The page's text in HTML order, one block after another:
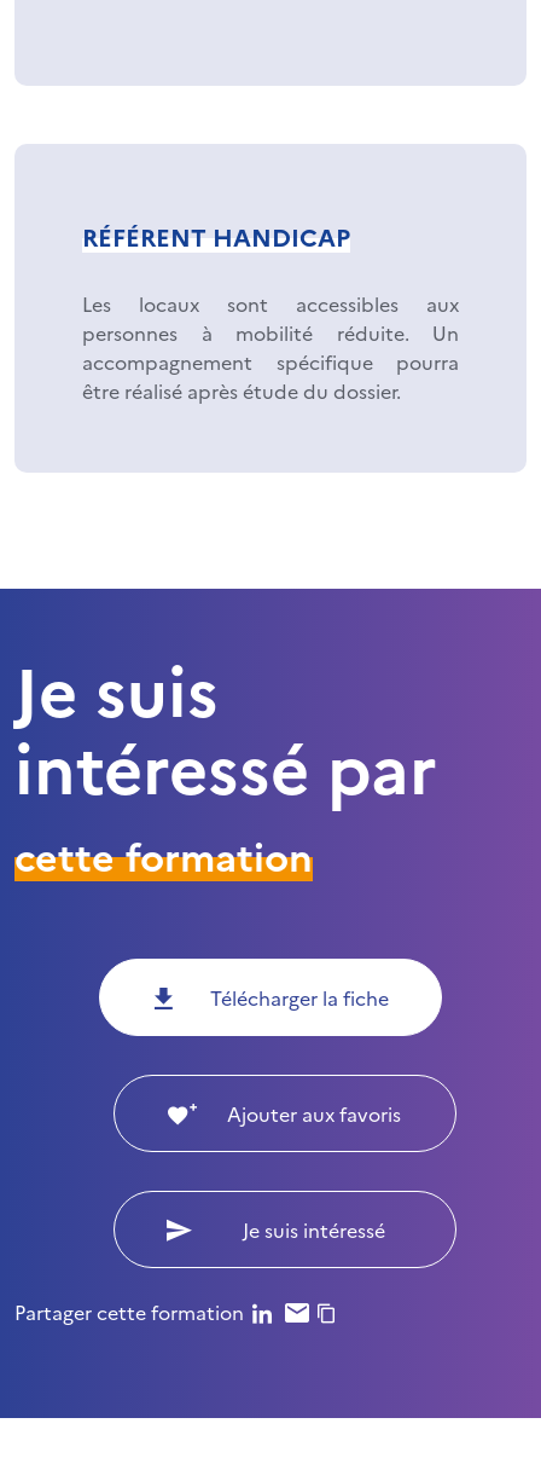
RÉFÉRENT HANDICAP
Les locaux sont accessibles aux
personnes à mobilité réduite. Un
accompagnement spécifique pourra
être réalisé après étude du dossier.
Je suis
intéressé par
cette formation
Télécharger la fiche
Ajouter aux favoris
Je suis intéressé
Partager cette formation